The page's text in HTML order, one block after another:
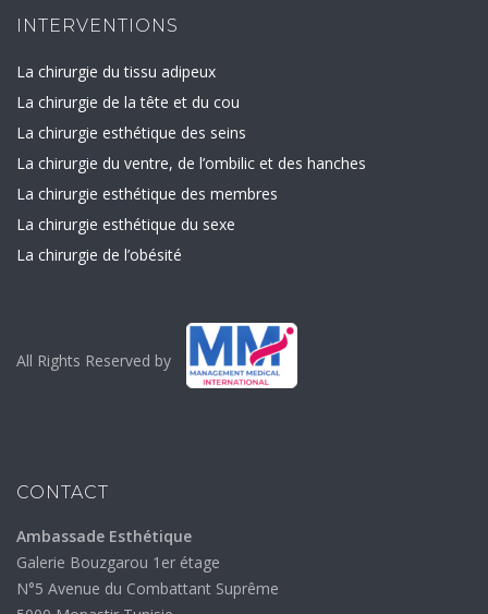
INTERVENTIONS
La chirurgie du tissu adipeux
La chirurgie de la tête et du cou
La chirurgie esthétique des seins
La chirurgie du ventre, de l’ombilic et des hanches
La chirurgie esthétique des membres
La chirurgie esthétique du sexe
La chirurgie de l’obésité
All Rights Reserved by
CONTACT
Ambassade Esthétique
Galerie Bouzgarou 1er étage
N°5 Avenue du Combattant Suprême